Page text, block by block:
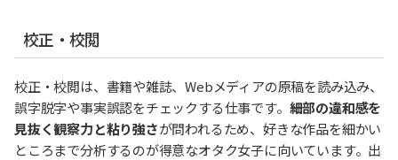
校正・校閲
校正・校閲は、書籍や雑誌、Webメディアの原稿を読み込み、
誤字脱字や事実誤認をチェックする仕事です。 細部の違和感を
見抜く観察力と粘り強さが問われるため、好きな作品を細かい
ところまで分析するのが得意なオタク女子に向いています。出